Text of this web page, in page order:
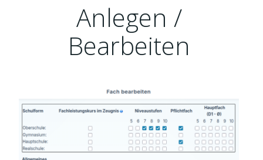
Anlegen /
Bearbeiten